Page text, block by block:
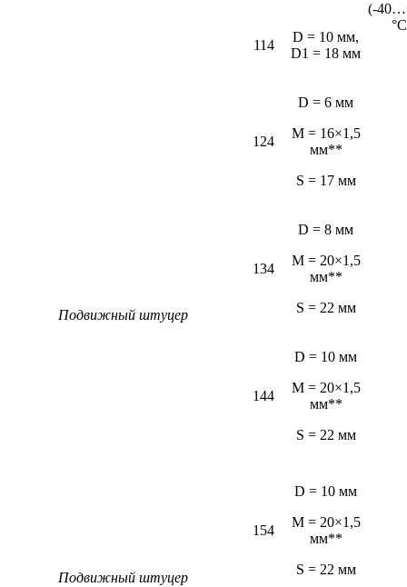
(-
114
D = 10 мм,
D1 = 18 мм
Подвижный штуцер
124
D = 6 мм
M = 16×1,5
мм**
S = 17 мм
134
D = 8 мм
M = 20×1,5
мм**
S = 22 мм
144
D = 10 мм
M = 20×1,5
мм**
S = 22 мм
Подвижный штуцер
154
D = 10 мм
M = 20×1,5
мм**
S = 22 мм